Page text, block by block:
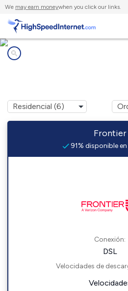
We may earn moneywhen you click our links.
Frontier
91% disponible
Conexión:
DSL
Velocidades de